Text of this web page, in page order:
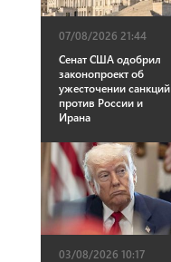
07/08/2026 21:44
Сенат США одобрил
законопроект об
ужесточении санкций
против России и
Ирана
03/08/2026 10:17